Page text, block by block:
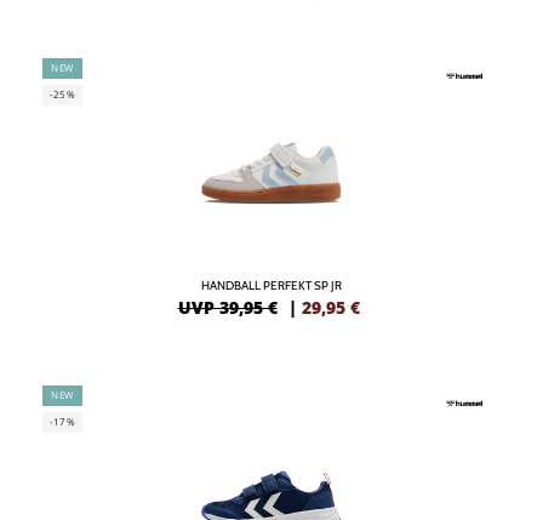
NEW
-25%
HANDBALL PERFEKT SP JR
UVP 39,95 € | 29,95 €
NEW
-17%